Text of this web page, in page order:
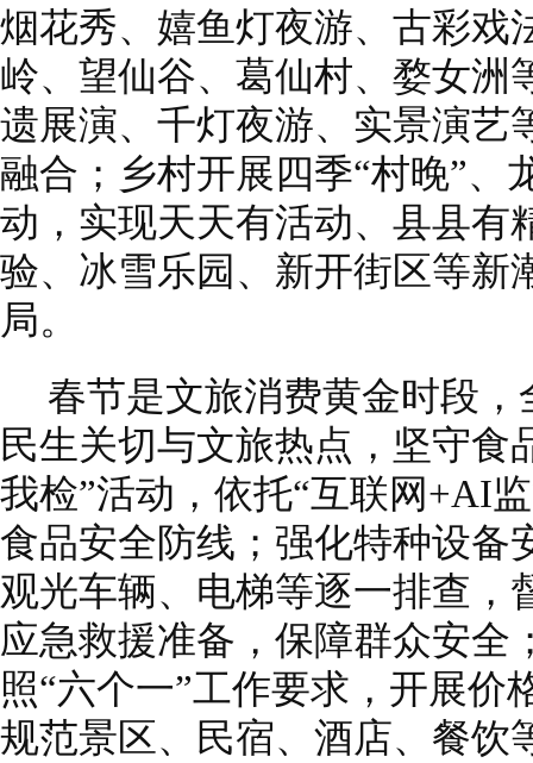
烟花秀、嬉鱼灯夜游、古彩戏
岭、望仙谷、葛仙村、婺女洲
遗展演、千灯夜游、实景演艺
融合；乡村开展四季“村晚”、
动，实现天天有活动、县县有
验、冰雪乐园、新开街区等新
局。
春节是文旅消费黄金时段
民生关切与文旅热点，坚守食
我检”活动，依托“互联网+AI
食品安全防线；强化特种设备
观光车辆、电梯等逐一排查，
应急救援准备，保障群众安全
照“六个一”工作要求，开展价
规范景区、民宿、酒店、餐饮